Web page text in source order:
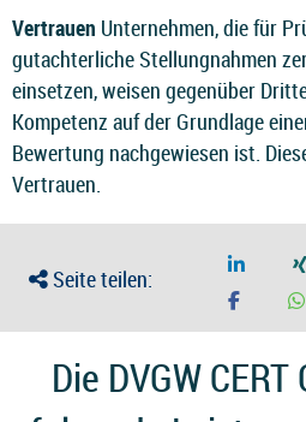
Vertrauen Unternehmen, die für
gutachterliche Stellungnahmen
einsetzen, weisen gegenüber
Kompetenz auf der Grundlage
Bewertung nachgewiesen ist.
Vertrauen.
Seite teilen:
Die DVGW